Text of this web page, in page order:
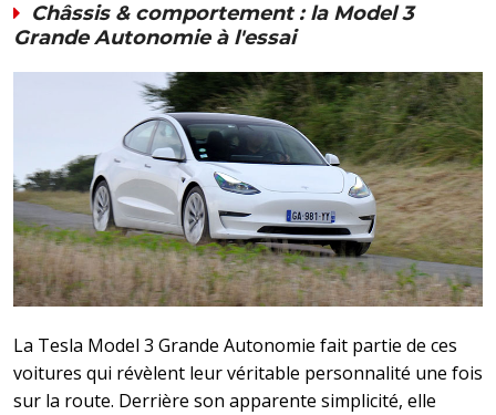
Châssis & comportement : la Model 3
Grande Autonomie à l'essai
La Tesla Model 3 Grande Autonomie fait partie de ces
voitures qui révèlent leur véritable personnalité une fois
sur la route. Derrière son apparente simplicité, elle